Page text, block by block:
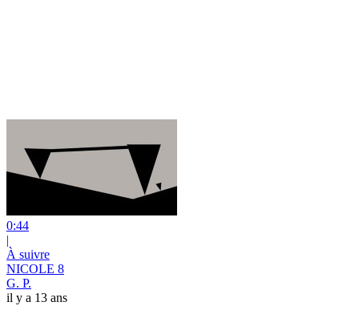
0:44
|
À suivre
NICOLE 8
G. P.
il y a 13 ans